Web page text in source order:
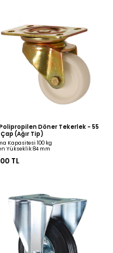
Tekerlek - 55 mm Çap
197,12 TL
Emes Kauçuk Sabit
Çap